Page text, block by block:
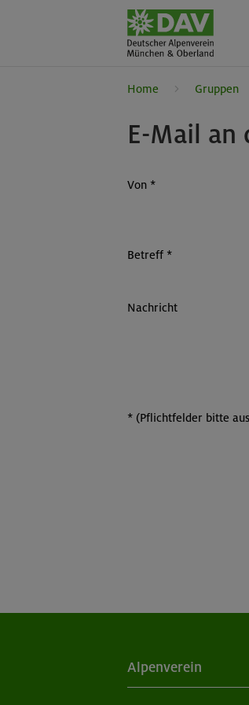
Home Gruppen
E-Mail an
Von *
Betreff *
Nachricht
* (Pflichtfelder bitte
Alpenverein